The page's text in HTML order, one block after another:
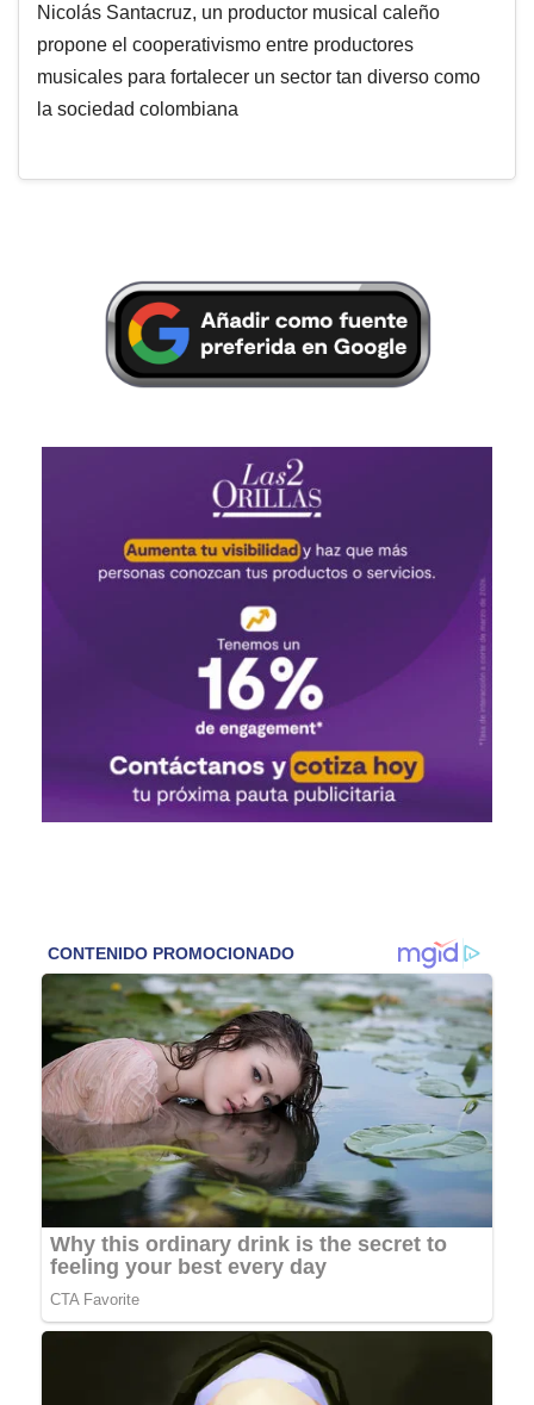
Nicolás Santacruz, un productor musical caleño
propone el cooperativismo entre productores
musicales para fortalecer un sector tan diverso como
la sociedad colombiana